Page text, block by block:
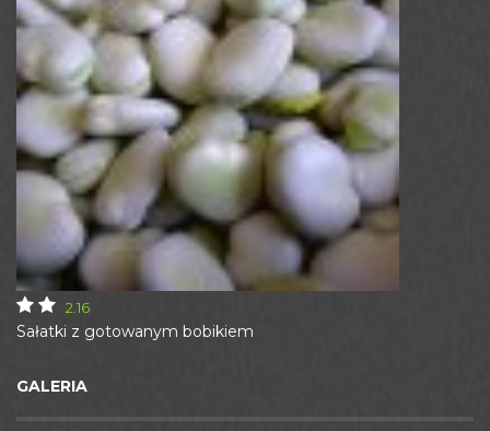
Sałatki z gotowanym bobikiem
2.16
GALERIA